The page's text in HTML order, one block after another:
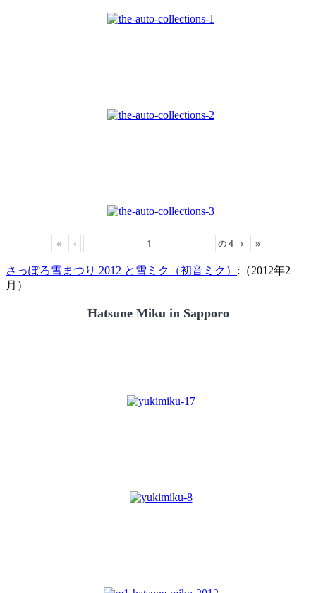
« ‹ の4 › »
さっぽろ雪まつり 2012 と雪ミク（初音ミク） :（2012年2
月）
Hatsune Miku in Sapporo